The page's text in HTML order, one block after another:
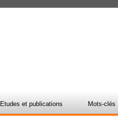
Etudes et publications Mots-clés